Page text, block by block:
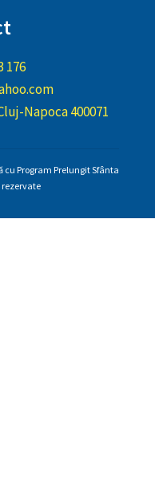
176
Napoca 400071
cu Program Prelungit Sfânta